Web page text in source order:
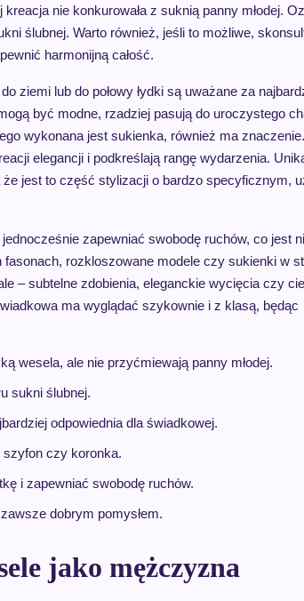
nie konkurowała z suknią panny młodej.
ślubnej. Warto również, jeśli to możliwe,
harmonijną całość.
ziemi lub do połowy łydki są uważane za
być modne, rzadziej pasują do uroczystego
wykonana jest sukienka, również ma
elegancji i podkreślają rangę wydarzenia.
jest to część stylizacji o bardzo specyficznym,
zapewniać swobodę ruchów, co jest
rozkloszowane modele czy sukienki w
– subtelne zdobienia, eleganckie wycięcia czy
ma wyglądać szykownie i z klasą, będąc
wesela, ale nie przyćmiewają panny młodej.
sukni ślubnej.
odpowiednia dla świadkowej.
szyfon czy koronka.
i zapewniać swobodę ruchów.
dobrym pomysłem.
jako mężczyzna